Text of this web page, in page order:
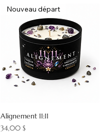
Nouveau départ
Alignement 11:11
Prix
34,00 $